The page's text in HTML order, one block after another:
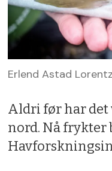
Erlend Astad
Aldri før har det
nord. Nå frykter